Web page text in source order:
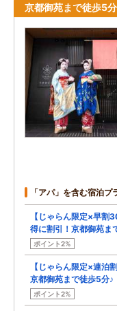
京都御苑まで徒歩5
「アパ」を含む宿泊プ
【じゃらん限定×早割
得に割引！京都御苑ま
ポイント2%
【じゃらん限定×連泊
京都御苑まで徒歩5分♪
ポイント2%